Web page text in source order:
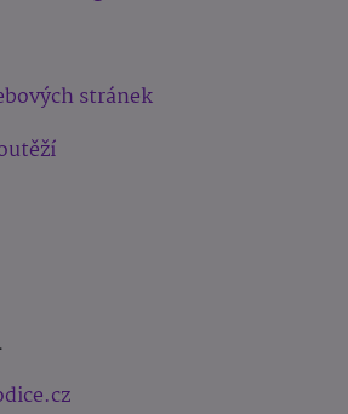
stránek